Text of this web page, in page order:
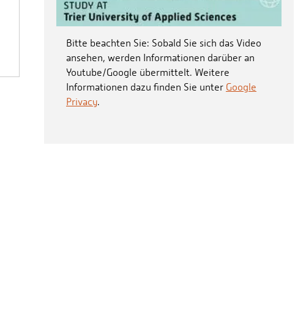
Bitte beachten Sie: Sobald Sie sich das Video
ansehen, werden Informationen darüber an
Youtube/Google übermittelt. Weitere
Informationen dazu finden Sie unter Google
Privacy.